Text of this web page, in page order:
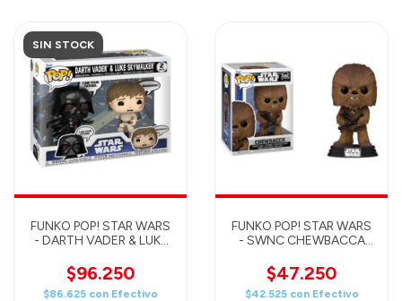
SIN STOCK
FUNKO POP! STAR WARS
- DARTH VADER & LUKE
$96.250
$86.625 con Efectivo
FUNKO POP! STAR WARS
- SWNC CHEWBACCA
$47.250
$42.525 con Efectivo